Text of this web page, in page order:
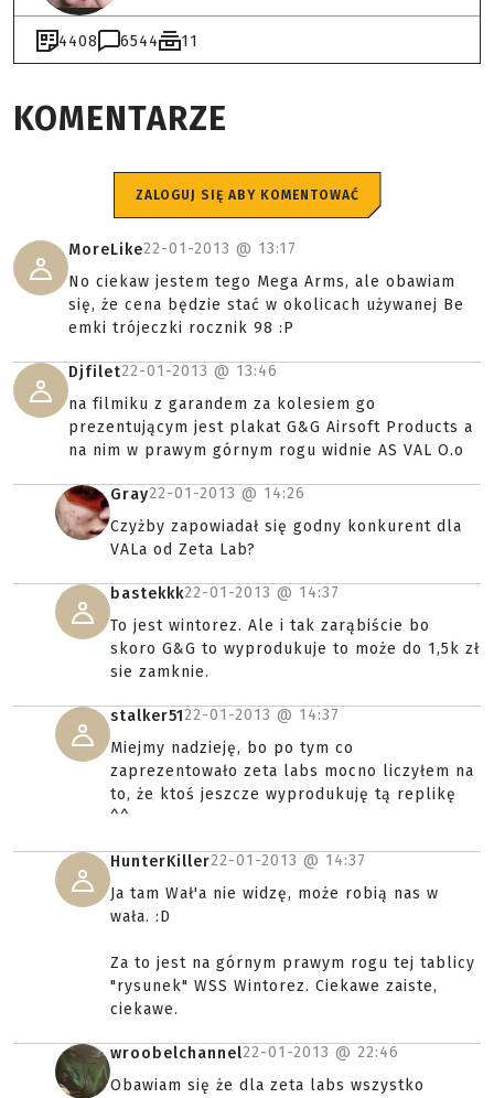
4408 6544 11
KOMENTARZE
ZALOGUJ SIĘ ABY KOMENTOWAĆ
MoreLike22-01-2013 @ 13:17
No ciekaw jestem tego Mega Arms, ale obawiam
się, że cena będzie stać w okolicach używanej Be
emki trójeczki rocznik 98 :P
Djfilet22-01-2013 @ 13:46
na filmiku z garandem za kolesiem go
prezentującym jest plakat G&G Airsoft Products a
na nim w prawym górnym rogu widnie AS VAL O.o
Gray22-01-2013 @ 14:26
Czyżby zapowiadał się godny konkurent dla
VALa od Zeta Lab?
bastekkk22-01-2013 @ 14:37
To jest wintorez. Ale i tak zarąbiście bo
skoro G&G to wyprodukuje to może do 1,5k zł
sie zamknie.
stalker5122-01-2013 @ 14:37
Miejmy nadzieję, bo po tym co
zaprezentowało zeta labs mocno liczyłem na
to, że ktoś jeszcze wyprodukuję tą replikę
^^
HunterKiller22-01-2013 @ 14:37
Ja tam Wał'a nie widzę, może robią nas w
wała. :D
Za to jest na górnym prawym rogu tej tablicy
"rysunek" WSS Wintorez. Ciekawe zaiste,
ciekawe.
wroobelchannel22-01-2013 @ 22:46
Obawiam się że dla zeta labs wszystko